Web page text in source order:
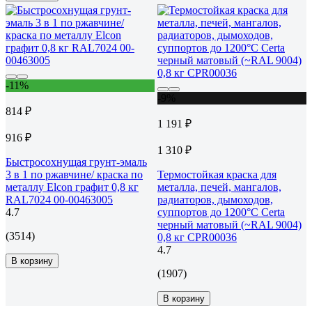
-11%
814 ₽
916 ₽
Быстросохнущая грунт-эмаль
3 в 1 по ржавчине/ краска по
металлу Elcon графит 0,8 кг
RAL7024 00-00463005
4.7
(3514)
В корзину
1 191 ₽
1 310 ₽
Термостойкая краска для
металла, печей, мангалов,
радиаторов, дымоходов,
суппортов до 1200°С Certa
черный матовый (~RAL 9004)
0,8 кг CPR00036
4.7
(1907)
В корзину